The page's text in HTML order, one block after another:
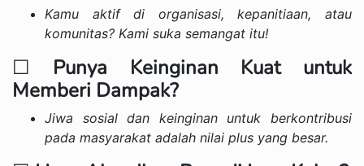
Kamu aktif di organisasi, kepanitiaan, atau
komunitas? Kami suka semangat itu!
☐ Punya Keinginan Kuat untuk
Memberi Dampak?
Jiwa sosial dan keinginan untuk berkontribusi
pada masyarakat adalah nilai plus yang besar.